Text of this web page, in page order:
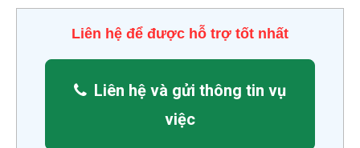
Liên hệ để được hỗ trợ tốt nhất
Liên hệ và gửi thông tin vụ
việc